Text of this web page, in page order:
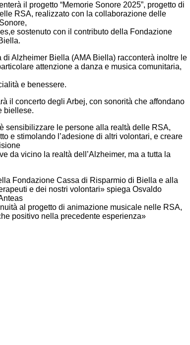
il progetto “Memorie Sonore 2025”, progetto di
RSA, realizzato con la collaborazione delle
sostenuto con il contributo della Fondazione
di Alzheimer Biella (AMA Biella) racconterà inoltre le
attenzione a danza e musica comunitaria,
e benessere.
il concerto degli Arbej, con sonorità che affondano
biellese.
sensibilizzare le persone alla realtà delle RSA,
e stimolando l’adesione di altri volontari, e creare
da vicino la realtà dell’Alzheimer, ma a tutta la
Fondazione Cassa di Risparmio di Biella e alla
e dei nostri volontari» spiega Osvaldo
al progetto di animazione musicale nelle RSA,
positivo nella precedente esperienza»